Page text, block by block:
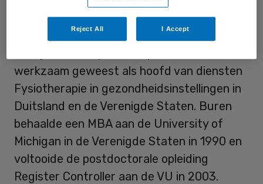
werkzaam geweest als hoofd van diensten
Fysiotherapie in gezondheidsinstellingen in
Duitsland en de Verenigde Staten. Buren
behaalde een MBA aan de University of
Michigan in de Verenigde Staten in 1990 en
voltooide de postdoctorale opleiding
Register Controller aan de VU in 2003.
Reject All I Accept